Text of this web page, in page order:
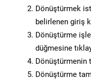
Dönüştürmek
belirlenen giriş
Dönüştürme
düğmesine
Dönüştürmenin
Dönüştürme